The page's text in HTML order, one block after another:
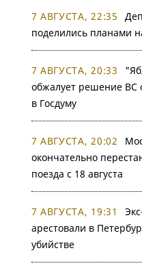
7 АВГУСТА, 22:35
поделились планами
7 АВГУСТА, 20:33
обжалует решение ВС
в Госдуму
7 АВГУСТА, 20:02
окончательно
поезда с 18 августа
7 АВГУСТА, 19:31
арестовали в
убийстве